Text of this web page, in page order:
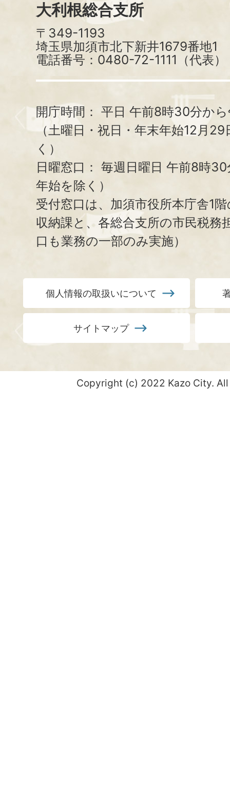
大利根総合支所
〒349-1193
埼玉県加須市北下新井1679番地1
電話番号：0480-72-1111（代表）
開庁時間： 平日 午前8時30分か
（土曜日・祝日・年末年始12月
く）
日曜窓口： 毎週日曜日 午前8時
年始を除く）
受付窓口は、加須市役所本庁舎1
収納課と、 各総合支所の市民税務
口も業務の一部のみ実施）
個人情報の取扱いについて
サイトマップ
Copyright (c) 2022 Kazo City.